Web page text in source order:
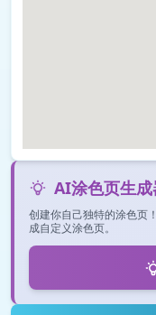
AI涂色页生成
创建你自己独特的涂色页
成自定义涂色页。